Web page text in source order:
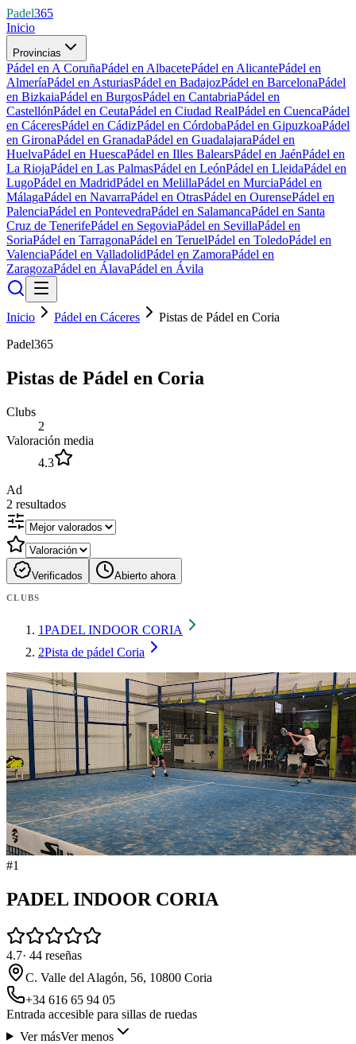
Padel365
Inicio
Provincias
Pádel en A CoruñaPádel en AlbacetePádel en AlicantePádel en
AlmeríaPádel en AsturiasPádel en BadajozPádel en BarcelonaPádel
en BizkaiaPádel en BurgosPádel en CantabriaPádel en
CastellónPádel en CeutaPádel en Ciudad RealPádel en CuencaPádel
en CáceresPádel en CádizPádel en CórdobaPádel en GipuzkoaPádel
en GironaPádel en GranadaPádel en GuadalajaraPádel en
HuelvaPádel en HuescaPádel en Illes BalearsPádel en JaénPádel en
La RiojaPádel en Las PalmasPádel en LeónPádel en LleidaPádel en
LugoPádel en MadridPádel en MelillaPádel en MurciaPádel en
MálagaPádel en NavarraPádel en OtrasPádel en OurensePádel en
PalenciaPádel en PontevedraPádel en SalamancaPádel en Santa
Cruz de TenerifePádel en SegoviaPádel en SevillaPádel en
SoriaPádel en TarragonaPádel en TeruelPádel en ToledoPádel en
ValenciaPádel en ValladolidPádel en ZamoraPádel en
ZaragozaPádel en ÁlavaPádel en Ávila
Inicio Pádel en Cáceres
Pistas de Pádel en Coria
Padel365
Pistas de Pádel en Coria
Clubs
2
Valoración media
4.3
Ad
2 resultados
Verificados Abierto ahora
CLUBS
1PADEL INDOOR CORIA
2Pista de pádel Coria
#1
PADEL INDOOR CORIA
4.7· 44 reseñas
C. Valle del Alagón, 56, 10800 Coria
+34 616 65 94 05
Entrada accesible para sillas de ruedas
Ver másVer menos